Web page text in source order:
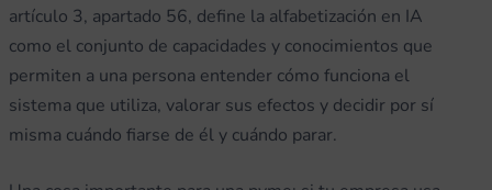
artículo 3, apartado 56, define la alfabetización en IA
como el conjunto de capacidades y conocimientos que
permiten a una persona entender cómo funciona el
sistema que utiliza, valorar sus efectos y decidir por sí
misma cuándo fiarse de él y cuándo parar.